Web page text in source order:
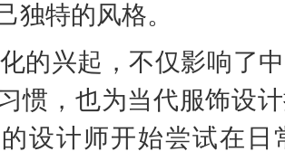
独特的风格。
的兴起，不仅影响了
惯，也为当代服饰设
设计师开始尝试在日